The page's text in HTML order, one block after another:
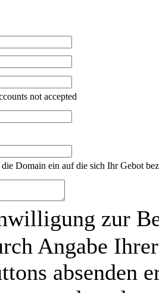
not accepted
die Domain ein auf die sich Ihr Gebot
zur
Angabe
absenden